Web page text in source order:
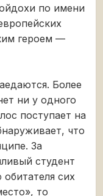
по имени
героем —
Более
ни у одного
поступает на
что
За
студент
сих
то